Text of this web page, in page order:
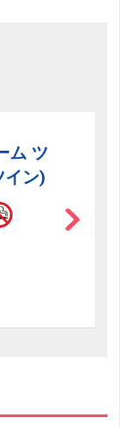
ム ツ
イン)